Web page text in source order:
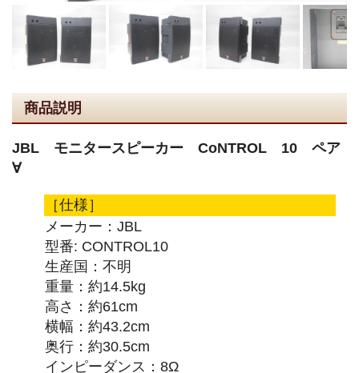
商品説明
JBL モニタースピーカー CoNTROL 10 ペア
∀
［仕様］
メーカー：JBL
型番: CONTROL10
生産国：不明
重量：約14.5kg
高さ：約61cm
横幅：約43.2cm
奥行：約30.5cm
インピーダンス：8Ω